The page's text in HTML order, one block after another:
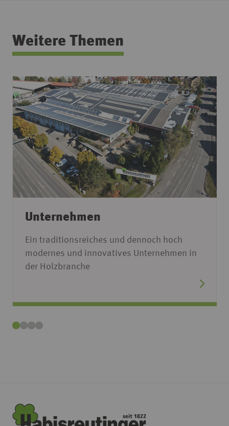
Weitere Themen
Unternehmen
Ein traditionsreiches und dennoch hoch
modernes und innovatives Unternehmen in
der Holzbranche